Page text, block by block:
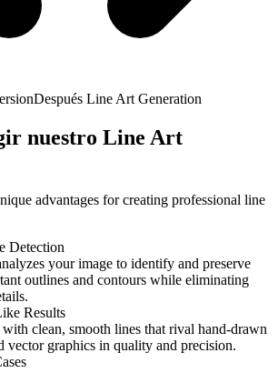
Después Line Art Generation
nuestro Line Art
advantages for creating professional line
Detection
your image to identify and preserve
outlines and contours while eliminating
Results
clean, smooth lines that rival hand-drawn
vector graphics in quality and precision.